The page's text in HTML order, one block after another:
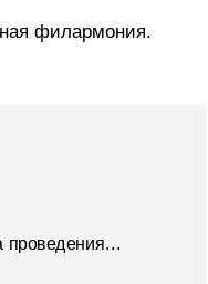
филармония.
проведения...